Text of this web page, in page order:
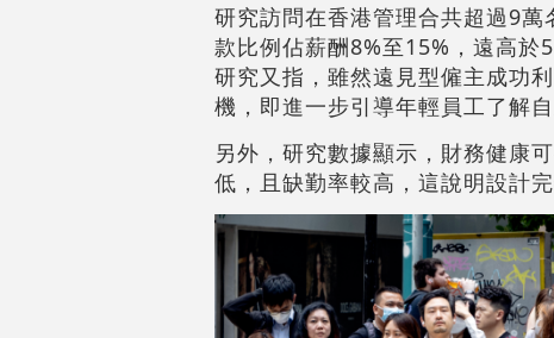
研究訪問在香港管理合共超過9
款比例佔薪酬8%至15%，遠高於
研究又指，雖然遠見型僱主成功
機，即進一步引導年輕員工了解
另外，研究數據顯示，財務健康
低，且缺勤率較高，這說明設計